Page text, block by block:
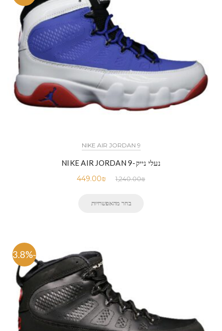
NIKE AIR JORDAN 9
נעלי נייק-NIKE AIR JORDAN 9
1,240.00₪
449.00₪
בחר מהאפשרויות
-63.8%